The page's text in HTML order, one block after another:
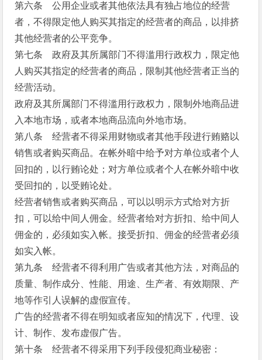
第六条 公用企业或者其他依法具有独占地位的经营
者，不得限定他人购买其指定的经营者的商品，以排挤
其他经营者的公平竞争。
第七条 政府及其所属部门不得滥用行政权力，限定他
人购买其指定的经营者的商品，限制其他经营者正当的
经营活动。
政府及其所属部门不得滥用行政权力，限制外地商品进
入本地市场，或者本地商品流向外地市场。
第八条 经营者不得采用财物或者其他手段进行贿赂以
销售或者购买商品。在帐外暗中给予对方单位或者个人
回扣的，以行贿论处；对方单位或者个人在帐外暗中收
受回扣的，以受贿论处。
经营者销售或者购买商品，可以以明示方式给对方折
扣，可以给中间人佣金。经营者给对方折扣、给中间人
佣金的，必须如实入帐。接受折扣、佣金的经营者必须
如实入帐。
第九条 经营者不得利用广告或者其他方法，对商品的
质量、制作成分、性能、用途、生产者、有效期限、产
地等作引人误解的虚假宣传。
广告的经营者不得在明知或者应知的情况下，代理、设
计、制作、发布虚假广告。
第十条 经营者不得采用下列手段侵犯商业秘密：